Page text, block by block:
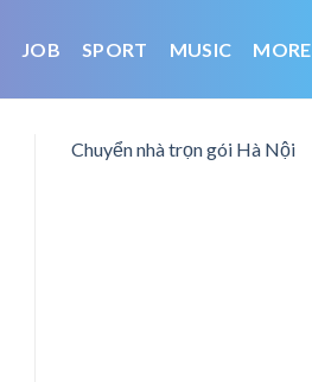
JOB SPORT MUSIC MORE
Chuyển nhà trọn gói Hà Nội